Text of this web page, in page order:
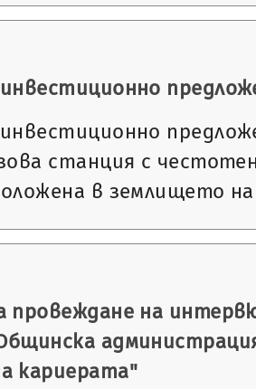
станция с
в землището
провеждане на
кариерата"